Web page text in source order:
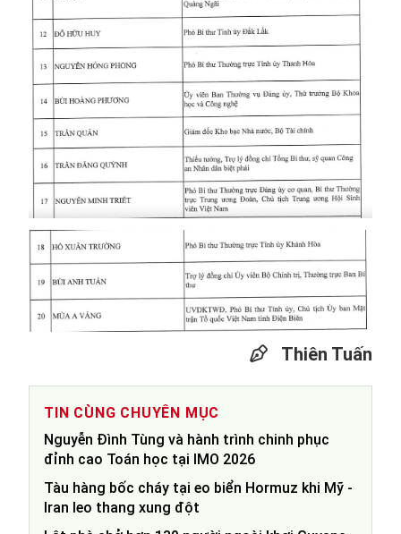
Thiên Tuấn
TIN CÙNG CHUYÊN MỤC
Nguyễn Đình Tùng và hành trình chinh phục
đỉnh cao Toán học tại IMO 2026
Tàu hàng bốc cháy tại eo biển Hormuz khi Mỹ -
Iran leo thang xung đột